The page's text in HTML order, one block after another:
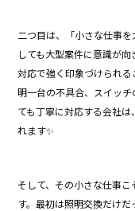
二つ目は、「小さな仕事
しても大型案件に意識が
対応で強く印象づけられ
明一台の不具合、スイッ
ても丁寧に対応する会社
れます✨
そして、その小さな仕事
す。最初は照明交換だけ